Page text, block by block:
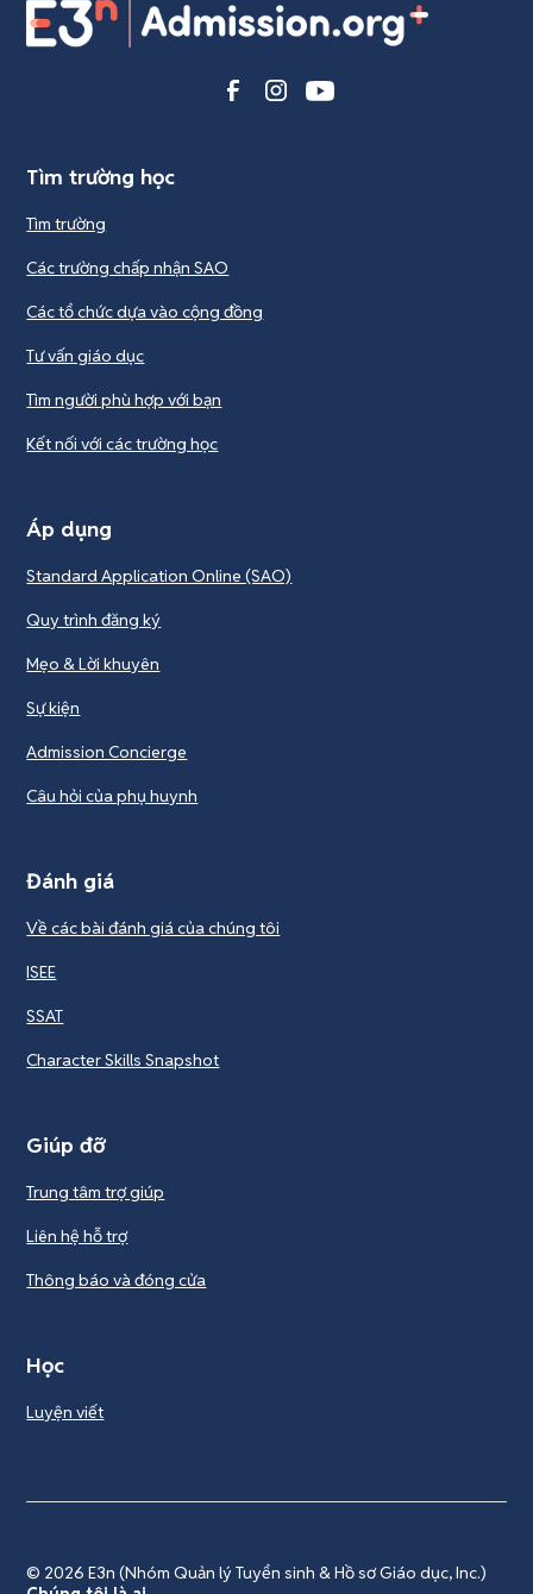
Tìm trường học
Tìm trường
Các trường chấp nhận SAO
Các tổ chức dựa vào cộng đồng
Tư vấn giáo dục
Tìm người phù hợp với bạn
Kết nối với các trường học
Áp dụng
Standard Application Online (SAO)
Quy trình đăng ký
Mẹo & Lời khuyên
Sự kiện
Admission Concierge
Câu hỏi của phụ huynh
Đánh giá
Về các bài đánh giá của chúng tôi
ISEE
SSAT
Character Skills Snapshot
Giúp đỡ
Trung tâm trợ giúp
Liên hệ hỗ trợ
Thông báo và đóng cửa
Học
Luyện viết
© 2026E3n (Nhóm Quản lý Tuyển sinh & Hồ sơ Giáo dục, Inc.)